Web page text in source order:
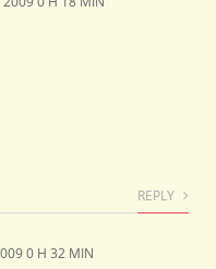
REPLY
0 H 32 MIN